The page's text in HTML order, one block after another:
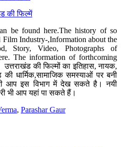
की फिल्में
be found here.The history of so
Film Industry-,Information about the
Story, Video, Photographs of
The information of forthcoming
की फिल्मों का इतिहास, नायक,
की धार्मिक,सामाजिक समस्याओं पर बनी
आप इस विभाग में देख सकते है। नयी
भी आप यहां पा सकते हैं।
, Parashar Gaur